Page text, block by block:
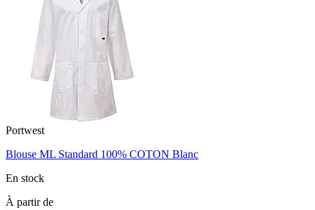
Portwest
Blouse ML Standard 100% COTON Blanc
En stock
À partir de